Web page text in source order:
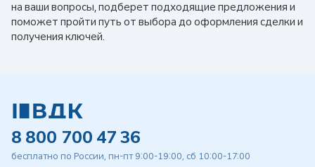
на ваши вопросы, подберет подходящие предложения и
поможет пройти путь от выбора до оформления сделки и
получения ключей.
8 800 700 47 36
бесплатно по России, пн-пт 9:00-19:00, сб 10:00-17:00